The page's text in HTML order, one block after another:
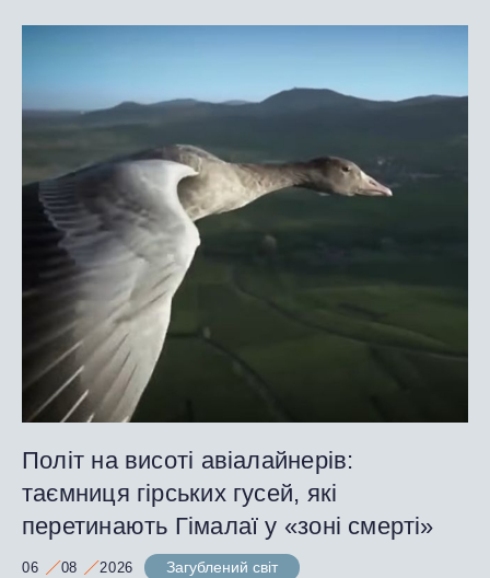
Політ на висоті авіалайнерів:
таємниця гірських гусей, які
перетинають Гімалаї у «зоні смерті»
06 08 2026
Загублений світ